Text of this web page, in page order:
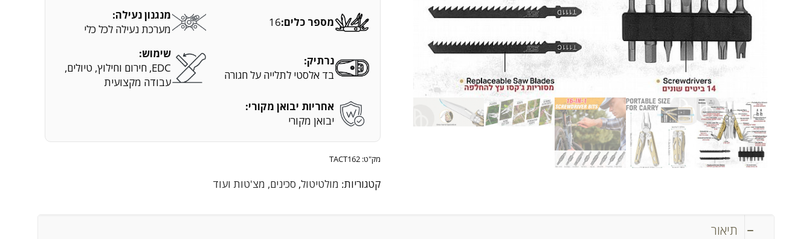
מספר כלים:16
מנגנון נעילה:
מערכת נעילה לכל כלי
נרתיק:
בד אלסטי לתלייה על חגורה
שימוש:
EDC, חירום וחילוץ, טיולים,
עבודה מקצועית
אחריות יבואן מקורי:
יבואן מקורי
מק"ט: TACT162
קטגוריות: מולטיטול, סכינים, מצ'טות ועוד
תיאור